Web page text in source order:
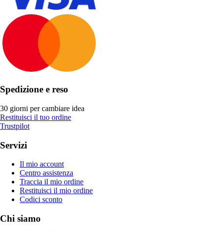
Spedizione e reso
30 giorni per cambiare idea
Restituisci il tuo ordine
Trustpilot
Servizi
Il mio account
Centro assistenza
Traccia il mio ordine
Restituisci il mio ordine
Codici sconto
Chi siamo